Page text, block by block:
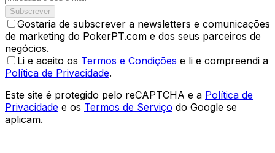
Subscrever
Gostaria de subscrever a newsletters e comunicações
de marketing do PokerPT.com e dos seus parceiros de
negócios.
Li e aceito os Termos e Condições e li e compreendi a
Política de Privacidade.
Este site é protegido pelo reCAPTCHA e a Política de
Privacidade e os Termos de Serviço do Google se
aplicam.